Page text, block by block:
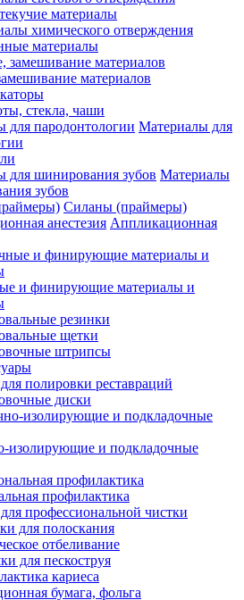
материалы
химического отверждения
материалы
материалов
стекла, чаши
Материалы для
Материалы
зубов
Силаны (праймеры)
Аппликационная
и финирующие материалы и
резинки
щетки
штрипсы
полировки реставраций
диски
изолирующие и подкладочные
профилактика
профессиональной чистки
для полоскания
отбеливание
для пескоструя
кариеса